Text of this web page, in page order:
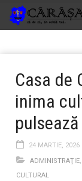
Casa de
inima
24 MARTIE, 2026
ADMINISTRAŢIE,
CULTURAL